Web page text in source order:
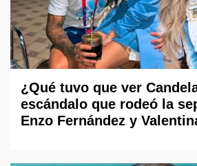
¿Qué tuvo que ver
escándalo que rodeó la
Enzo Fernández y